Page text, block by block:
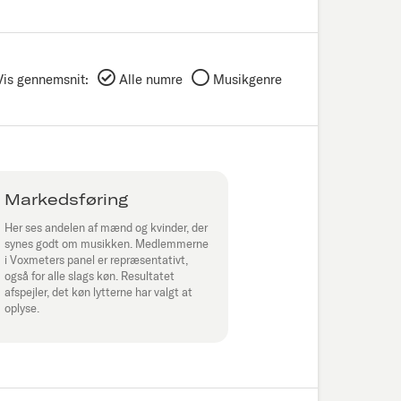
gennemsnit: Alle numre Musikgenre
Markedsføring
Her ses andelen af mænd og kvinder, der
synes godt om musikken. Medlemmerne
i Voxmeters panel er repræsentativt,
også for alle slags køn. Resultatet
afspejler, det køn lytterne har valgt at
oplyse.